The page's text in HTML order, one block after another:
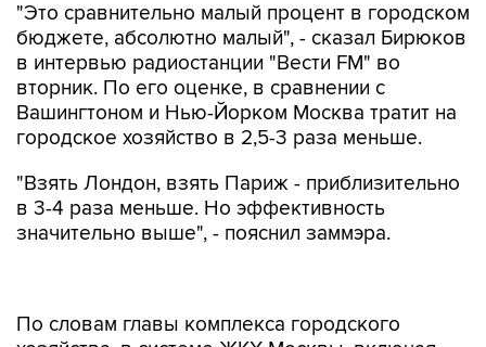
"Это сравнительно малый процент в городском
бюджете, абсолютно малый", - сказал Бирюков
в интервью радиостанции "Вести FM" во
вторник. По его оценке, в сравнении с
Вашингтоном и Нью-Йорком Москва тратит на
городское хозяйство в 2,5-3 раза меньше.
"Взять Лондон, взять Париж - приблизительно
в 3-4 раза меньше. Но эффективность
значительно выше", - пояснил заммэра.
энергетику, работают примерно 600 тысяч